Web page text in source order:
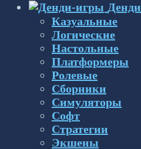
Денди
Казуальные
Логические
Настольные
Платформеры
Ролевые
Сборники
Симуляторы
Софт
Стратегии
Экшены